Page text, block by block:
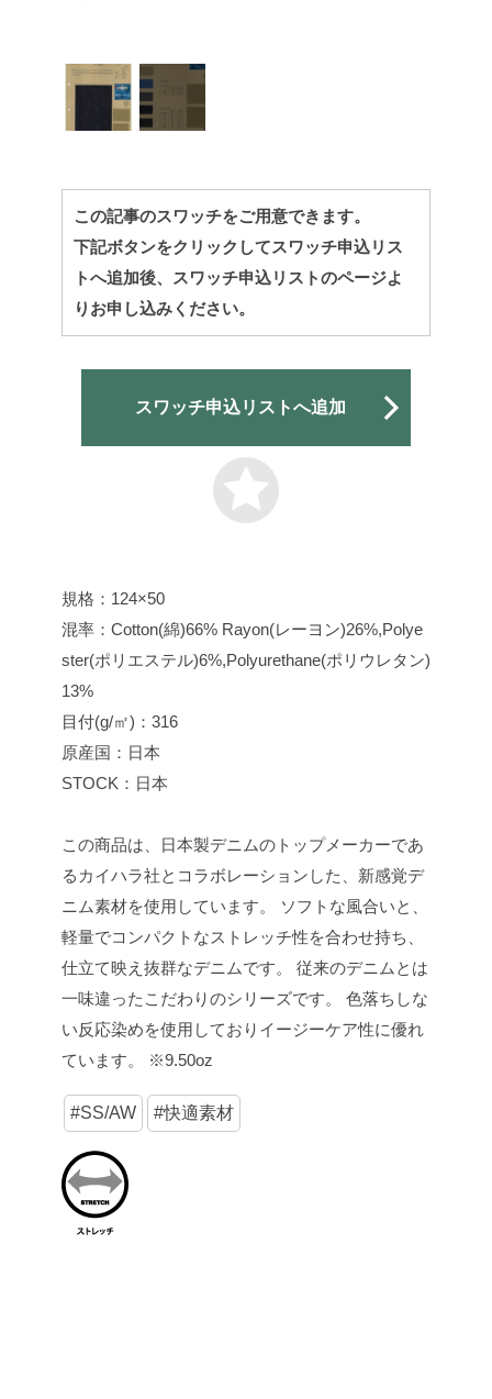
この記事のスワッチをご用意できます。
下記ボタンをクリックしてスワッチ申込リス
トへ追加後、スワッチ申込リストのページよ
りお申し込みください。
スワッチ申込リストへ追加
規格：124×50
混率：Cotton(綿)66% Rayon(レーヨン)26%,Polye
ster(ポリエステル)6%,Polyurethane(ポリウレタン)
13%
目付(g/㎡)：316
原産国：日本
STOCK：日本
この商品は、日本製デニムのトップメーカーであ
るカイハラ社とコラボレーションした、新感覚デ
ニム素材を使用しています。 ソフトな風合いと、
軽量でコンパクトなストレッチ性を合わせ持ち、
仕立て映え抜群なデニムです。 従来のデニムとは
一味違ったこだわりのシリーズです。 色落ちしな
い反応染めを使用しておりイージーケア性に優れ
ています。 ※9.50oz
#SS/AW #快適素材